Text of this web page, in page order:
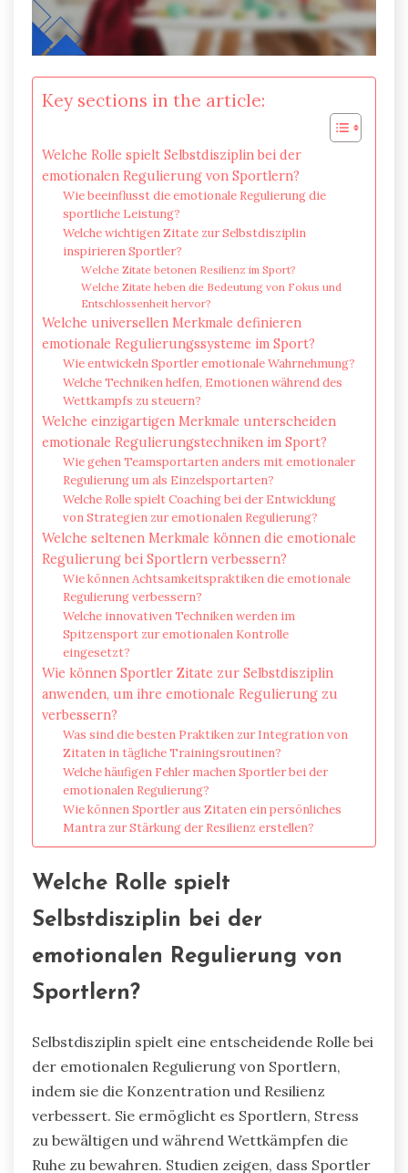
Key sections in the article:
Welche Rolle spielt Selbstdisziplin bei der
emotionalen Regulierung von Sportlern?
Wie beeinflusst die emotionale Regulierung die
sportliche Leistung?
Welche wichtigen Zitate zur Selbstdisziplin
inspirieren Sportler?
Welche Zitate betonen Resilienz im Sport?
Welche Zitate heben die Bedeutung von Fokus und
Entschlossenheit hervor?
Welche universellen Merkmale definieren
emotionale Regulierungssysteme im Sport?
Wie entwickeln Sportler emotionale Wahrnehmung?
Welche Techniken helfen, Emotionen während des
Wettkampfs zu steuern?
Welche einzigartigen Merkmale unterscheiden
emotionale Regulierungstechniken im Sport?
Wie gehen Teamsportarten anders mit emotionaler
Regulierung um als Einzelsportarten?
Welche Rolle spielt Coaching bei der Entwicklung
von Strategien zur emotionalen Regulierung?
Welche seltenen Merkmale können die emotionale
Regulierung bei Sportlern verbessern?
Wie können Achtsamkeitspraktiken die emotionale
Regulierung verbessern?
Welche innovativen Techniken werden im
Spitzensport zur emotionalen Kontrolle
eingesetzt?
Wie können Sportler Zitate zur Selbstdisziplin
anwenden, um ihre emotionale Regulierung zu
verbessern?
Was sind die besten Praktiken zur Integration von
Zitaten in tägliche Trainingsroutinen?
Welche häufigen Fehler machen Sportler bei der
emotionalen Regulierung?
Wie können Sportler aus Zitaten ein persönliches
Mantra zur Stärkung der Resilienz erstellen?
Welche Rolle spielt
Selbstdisziplin bei der
emotionalen Regulierung von
Sportlern?
Selbstdisziplin spielt eine entscheidende Rolle bei
der emotionalen Regulierung von Sportlern,
indem sie die Konzentration und Resilienz
verbessert. Sie ermöglicht es Sportlern, Stress
zu bewältigen und während Wettkämpfen die
Ruhe zu bewahren. Studien zeigen, dass Sportler